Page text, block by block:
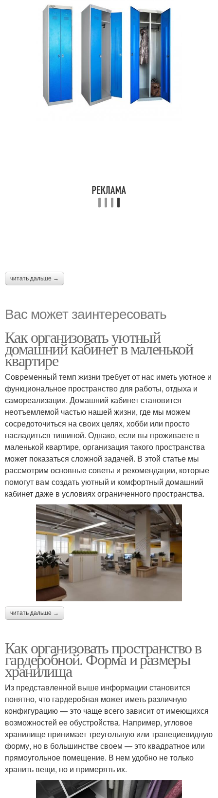
читать дальше →
Вас может заинтересовать
Как организовать уютный
домашний кабинет в маленькой
квартире
Современный темп жизни требует от нас иметь уютное и
функциональное пространство для работы, отдыха и
самореализации. Домашний кабинет становится
неотъемлемой частью нашей жизни, где мы можем
сосредоточиться на своих целях, хобби или просто
насладиться тишиной. Однако, если вы проживаете в
маленькой квартире, организация такого пространства
может показаться сложной задачей. В этой статье мы
рассмотрим основные советы и рекомендации, которые
помогут вам создать уютный и комфортный домашний
кабинет даже в условиях ограниченного пространства.
читать дальше →
Как организовать пространство в
гардеробной. Форма и размеры
хранилища
Из представленной выше информации становится
понятно, что гардеробная может иметь различную
конфигурацию — это чаще всего зависит от имеющихся
возможностей ее обустройства. Например, угловое
хранилище принимает треугольную или трапециевидную
форму, но в большинстве своем — это квадратное или
прямоугольное помещение. В нем удобно не только
хранить вещи, но и примерять их.